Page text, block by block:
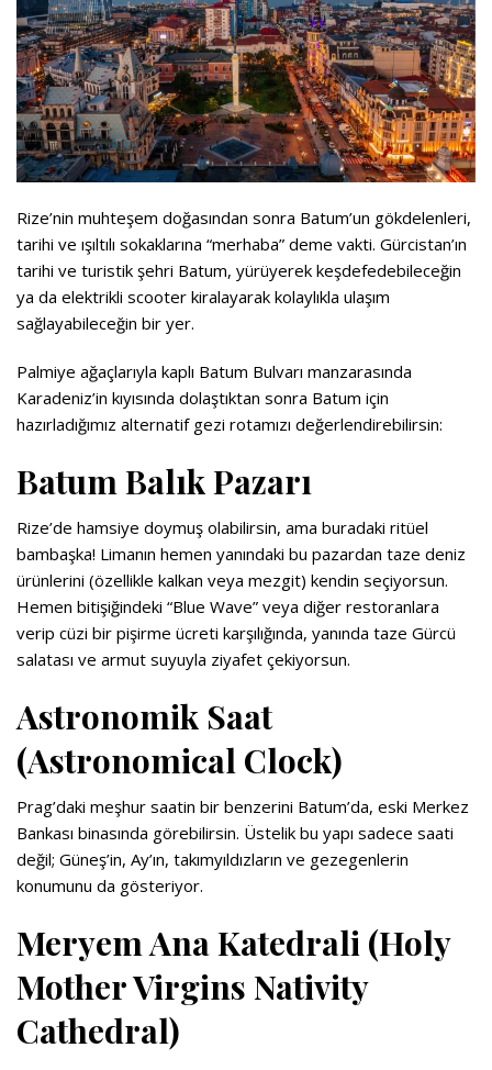
Rize’nin muhteşem doğasından sonra Batum’un gökdelenleri,
tarihi ve ışıltılı sokaklarına “merhaba” deme vakti. Gürcistan’ın
tarihi ve turistik şehri Batum, yürüyerek keşdefedebileceğin
ya da elektrikli scooter kiralayarak kolaylıkla ulaşım
sağlayabileceğin bir yer.
Palmiye ağaçlarıyla kaplı Batum Bulvarı manzarasında
Karadeniz’in kıyısında dolaştıktan sonra Batum için
hazırladığımız alternatif gezi rotamızı değerlendirebilirsin:
Batum Balık Pazarı
Rize’de hamsiye doymuş olabilirsin, ama buradaki ritüel
bambaşka! Limanın hemen yanındaki bu pazardan taze deniz
ürünlerini (özellikle kalkan veya mezgit) kendin seçiyorsun.
Hemen bitişiğindeki “Blue Wave” veya diğer restoranlara
verip cüzi bir pişirme ücreti karşılığında, yanında taze Gürcü
salatası ve armut suyuyla ziyafet çekiyorsun.
Astronomik Saat
(Astronomical Clock)
Prag’daki meşhur saatin bir benzerini Batum’da, eski Merkez
Bankası binasında görebilirsin. Üstelik bu yapı sadece saati
değil; Güneş’in, Ay’ın, takımyıldızların ve gezegenlerin
konumunu da gösteriyor.
Meryem Ana Katedrali (Holy
Mother Virgins Nativity
Cathedral)